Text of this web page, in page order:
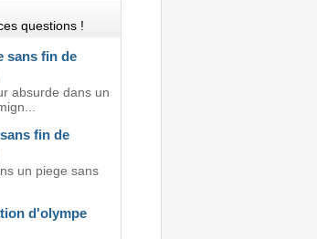
questions !
sans fin de
absurde dans un
fin de
un piege sans
d'olympe